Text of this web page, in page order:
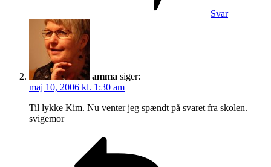
Svar
amma siger:
maj 10, 2006 kl. 1:30 am
Til lykke Kim. Nu venter jeg spændt på svaret fra skolen.
svigemor